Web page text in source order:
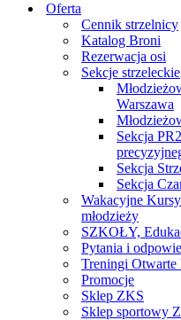
Oferta
Cennik strzelnicy
Katalog Broni
Rezerwacja osi
Sekcje strzeleckie
Warszawa
Sekcja
Sekcja
Sekcja
Wakacyjne
młodzieży
SZKOŁY,
Pytania i
Treningi Otwarte
Promocje
Sklep ZKS
Sklep sportowy